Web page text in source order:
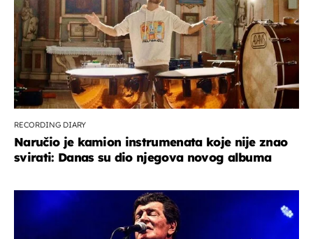
RECORDING DIARY
Naručio je kamion instrumenata koje nije znao
svirati: Danas su dio njegova novog albuma